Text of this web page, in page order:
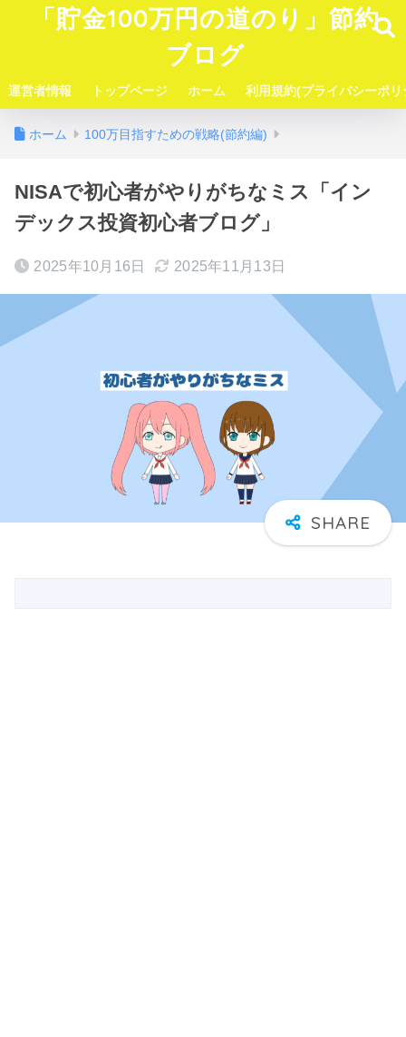
「貯金100万円の道のり」節約
ブログ
運営者情報 トップページ ホーム 利用規約(プライバシーポリ
ホーム 100万目指すための戦略(節約編)
NISAで初心者がやりがちなミス「イン
デックス投資初心者ブログ」
2025年10月16日 2025年11月13日